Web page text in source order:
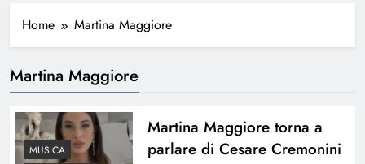
Home Martina Maggiore
Martina Maggiore
MUSICA
Martina Maggiore torna a
parlare di Cesare Cremonini